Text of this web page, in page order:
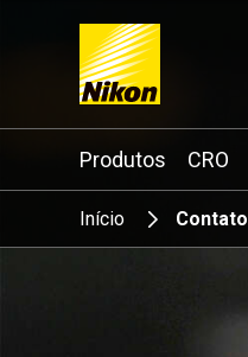
Produtos CRO
Início Contato